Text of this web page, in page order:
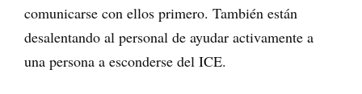
comunicarse con ellos primero. También están
desalentando al personal de ayudar activamente a
una persona a esconderse del ICE.